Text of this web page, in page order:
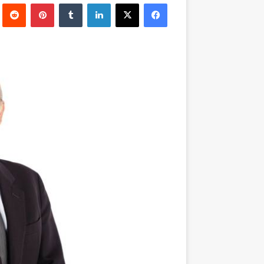
إلكترونيا
فيسبوك ‫X لينكدإن بينتيريست